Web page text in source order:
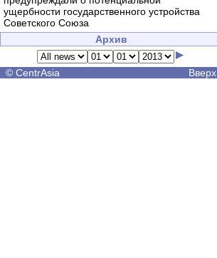
ущербности государственного устройства
Советского Союза
Архив
© CentrAsia Вверх